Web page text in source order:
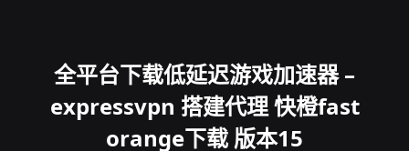
全平台下载低延迟游戏加速器 –
expressvpn 搭建代理 快橙fast
orange下载 版本15